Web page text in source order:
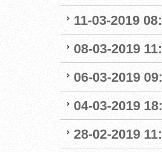
11-03-2019
08-03-2019
06-03-2019
04-03-2019
28-02-2019